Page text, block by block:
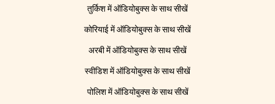
तुर्किश में ऑडियोबुक्स के साथ सीखें
कोरियाई में ऑडियोबुक्स के साथ सीखें
अरबी में ऑडियोबुक्स के साथ सीखें
स्वीडिश में ऑडियोबुक्स के साथ सीखें
पोलिश में ऑडियोबुक्स के साथ सीखें